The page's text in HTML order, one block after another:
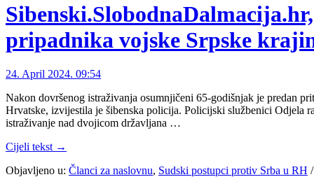
pripadnika vojske Srpske
24. April 2024. 09:54
Nakon dovršenog istraživanja osumnjičeni 65-godišnjak je predan
Hrvatske, izvijestila je šibenska policija. Policijski službenici
istraživanje nad dvojicom državljana …
Cijeli tekst →
Objavljeno u: Članci za naslovnu, Sudski postupci protiv Srba u RH